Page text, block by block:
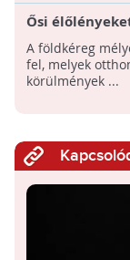
Ősi
A földkéreg
fel, melyek
körülmények ...